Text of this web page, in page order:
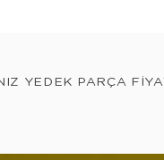
YEDEK PARÇA